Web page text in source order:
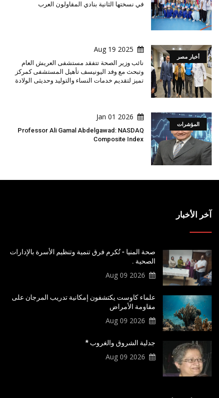
في نسختها الثانية بنادي المقاولون العرب
أخبار مصر
2025 Aug 19
نائب وزير الصحة تتفقد مستشفى العريش العام
وتبحث مع وفد اليونيسف تأهيل المستشفى كمركز
تميز لتقديم خدمات النساء والتوليد وحديثى الولادة
المؤشرات
2026 Jan 01
Professor Ali Gamal Abdelgawad: NASDAQ
Composite Index
آخر الأخبار
صحة المنيا - تُكرم فرق تنمية وتنظيم الأسرة بالإدارات
الصحية .
2026 Aug 09
علماء كاوست يكتشفون إمكانية تدريب المرجان على
مقاومة الأمراض
2026 Aug 09
جدلية الشروق والغروب *
2026 Aug 09